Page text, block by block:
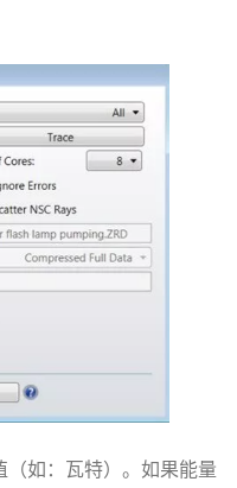
（如：瓦特）。如果能量